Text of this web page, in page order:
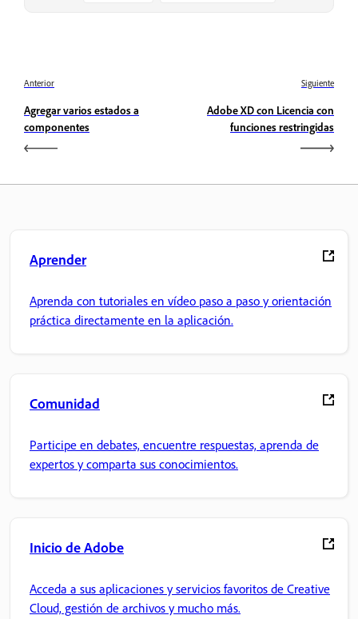
Anterior
Agregar varios estados a
componentes
Siguiente
Adobe XD con Licencia con
funciones restringidas
Aprender
Aprenda con tutoriales en vídeo paso a paso y orientación
práctica directamente en la aplicación.
Comunidad
Participe en debates, encuentre respuestas, aprenda de
expertos y comparta sus conocimientos.
Inicio de Adobe
Acceda a sus aplicaciones y servicios favoritos de Creative
Cloud, gestión de archivos y mucho más.